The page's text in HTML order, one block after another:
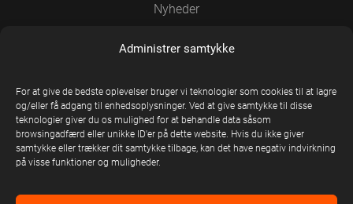
Administrer samtykke
For at give de bedste oplevelser bruger vi teknologier som cookies til at lagre
og/eller få adgang til enhedsoplysninger. Ved at give samtykke til disse
teknologier giver du os mulighed for at behandle data såsom
browsingadfærd eller unikke ID'er på dette website. Hvis du ikke giver
samtykke eller trækker dit samtykke tilbage, kan det have negativ indvirkning
på visse funktioner og muligheder.
Nyheder
Artister
Nyheder
Kontakt
EN DEL AF UNITED STAGE GROUP